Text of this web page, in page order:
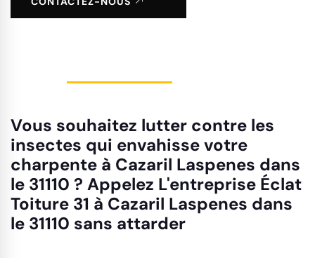
Vous souhaitez lutter contre les
insectes qui envahisse votre
charpente à Cazaril Laspenes dans
le 31110 ? Appelez L'entreprise Éclat
Toiture 31 à Cazaril Laspenes dans
le 31110 sans attarder